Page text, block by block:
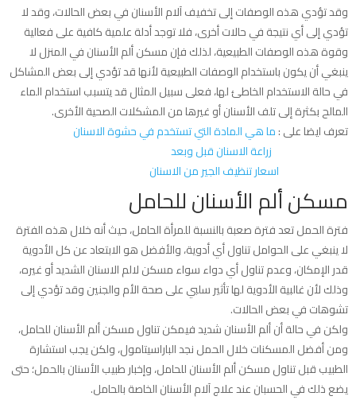
وقد تؤدي هذه الوصفات إلى تخفيف آلام الأسنان في بعض الحالات، وقد لا
تؤدي إلى أي نتيجة في حالات أخرى، فلا توجد أدلة علمية كافية على فعالية
وقوة هذه الوصفات الطبيعية، لذلك فإن مسكن ألم الأسنان في المنزل لا
ينبغي أن يكون باستخدام الوصفات الطبيعية لأنها قد تؤدي إلى بعض المشاكل
في حالة الاستخدام الخاطئ لها، فعلى سبيل المثال قد يتسبب استخدام الماء
المالح بكثرة إلى تلف الأسنان أو غيرها من المشكلات الصحية الأخرى.
تعرف ايضا على :ما هي المادة التي تستخدم في حشوة الاسنان
زراعة الاسنان قبل وبعد
اسعار تنظيف الجير من الاسنان
مسكن ألم الأسنان للحامل
فترة الحمل تعد فترة صعبة بالنسبة للمرأة الحامل، حيث أنه خلال هذه الفترة
لا ينبغي على الحوامل تناول أي أدوية، والأفضل هو الابتعاد عن كل الأدوية
قدر الإمكان، وعدم تناول أي دواء سواء مسكن لالم الاسنان الشديد أو غيره،
وذلك لأن غالبية الأدوية لها تأثير سلبي على صحة الأم والجنين وقد تؤدي إلى
تشوهات في بعض الحالات.
ولكن في حالة أن ألم الأسنان شديد فيمكن تناول مسكن ألم الأسنان للحامل،
ومن أفضل المسكنات خلال الحمل نجد الباراسيتامول، ولكن يجب استشارة
الطبيب قبل تناول مسكن ألم الأسنان للحامل، وإخبار طبيب الأسنان بالحمل؛ حتى
يضع ذلك في الحسبان عند علاج آلام الأسنان الخاصة بالحامل.